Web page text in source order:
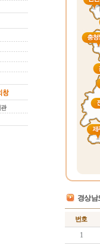
경상남
번호
1